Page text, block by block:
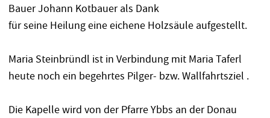
Bauer Johann Kotbauer als Dank
für seine Heilung eine eichene Holzsäule aufgestellt.
Maria Steinbründl ist in Verbindung mit Maria Taferl
heute noch ein begehrtes Pilger- bzw. Wallfahrtsziel .
Die Kapelle wird von der Pfarre Ybbs an der Donau